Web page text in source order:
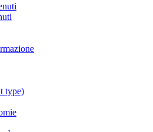
type)